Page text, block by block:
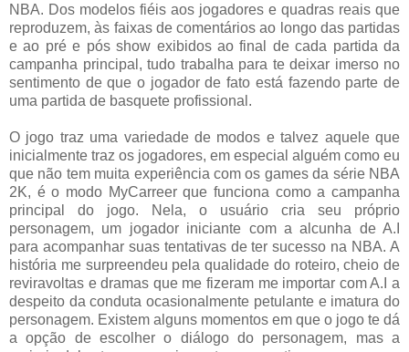
NBA. Dos modelos fiéis aos jogadores e quadras reais que
reproduzem, às faixas de comentários ao longo das partidas
e ao pré e pós show exibidos ao final de cada partida da
campanha principal, tudo trabalha para te deixar imerso no
sentimento de que o jogador de fato está fazendo parte de
uma partida de basquete profissional.
O jogo traz uma variedade de modos e talvez aquele que
inicialmente traz os jogadores, em especial alguém como eu
que não tem muita experiência com os games da série NBA
2K, é o modo MyCarreer que funciona como a campanha
principal do jogo. Nela, o usuário cria seu próprio
personagem, um jogador iniciante com a alcunha de A.I
para acompanhar suas tentativas de ter sucesso na NBA. A
história me surpreendeu pela qualidade do roteiro, cheio de
reviravoltas e dramas que me fizeram me importar com A.I a
despeito da conduta ocasionalmente petulante e imatura do
personagem. Existem alguns momentos em que o jogo te dá
a opção de escolher o diálogo do personagem, mas a